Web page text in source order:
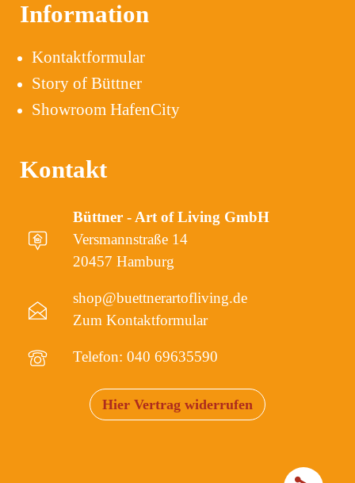
Information
Kontaktformular
Story of Büttner
Showroom HafenCity
Kontakt
Büttner - Art of Living GmbH
Versmannstraße 14
20457 Hamburg
shop@buettnerartofliving.de
Zum Kontaktformular
Telefon: 040 69635590
Hier Vertrag widerrufen